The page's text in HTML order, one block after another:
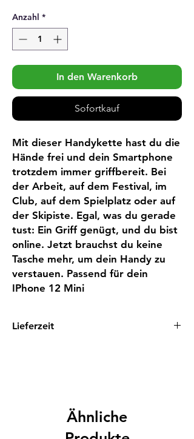
Anzahl *
In den Warenkorb
Sofortkauf
Mit dieser Handykette hast du die
Hände frei und dein Smartphone
trotzdem immer griffbereit. Bei
der Arbeit, auf dem Festival, im
Club, auf dem Spielplatz oder auf
der Skipiste. Egal, was du gerade
tust: Ein Griff genügt, und du bist
online. Jetzt brauchst du keine
Tasche mehr, um dein Handy zu
verstauen. Passend für dein
IPhone 12 Mini
Lieferzeit
Ähnliche